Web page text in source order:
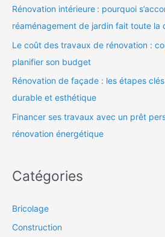
Rénovation intérieure : pourquoi
réaménagement de jardin fait toute la
Le coût des travaux de rénovation :
planifier son budget
Rénovation de façade : les étapes
durable et esthétique
Financer ses travaux avec un prêt
rénovation énergétique
Catégories
Bricolage
Construction